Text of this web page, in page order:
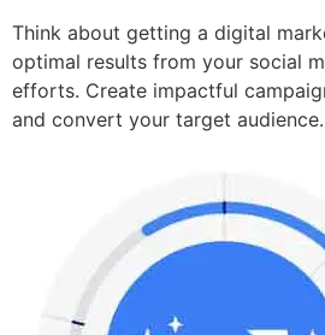
Think about getting a digital
optimal results from your social
efforts. Create impactful
and convert your target audience.